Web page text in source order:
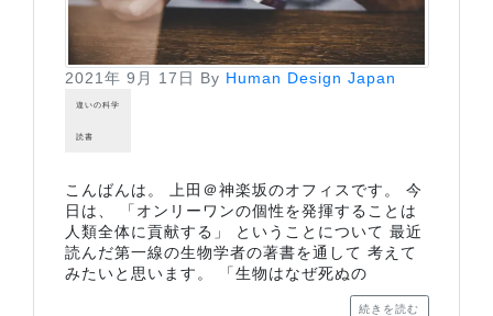
2021年 9月 17日 By Human Design Japan
違いの科学
読書
こんばんは。 上田＠神楽坂のオフィスです。 今
日は、 「オンリーワンの個性を発揮することは
人類全体に貢献する」 ということについて 最近
読んだ第一線の生物学者の著書を通して 考えて
みたいと思います。 「生物はなぜ死ぬの
続きを読む